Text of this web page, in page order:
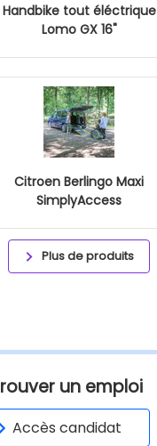
Handbike tout éléctrique
Lomo GX 16"
Citroen Berlingo Maxi
SimplyAccess
Plus de produits
un emploi
Accès candidat